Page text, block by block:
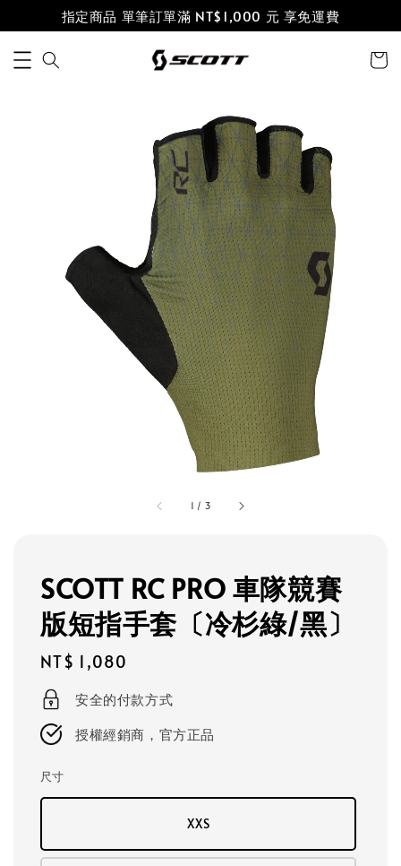
指定商品 單筆訂單滿 NT$1,000 元 享免運費
1 / 3
SCOTT RC PRO 車隊競賽
版短指手套〔冷杉綠/黑〕
Regular
price
NT$ 1,080
安全的付款方式
授權經銷商，官方正品
尺寸
XXS